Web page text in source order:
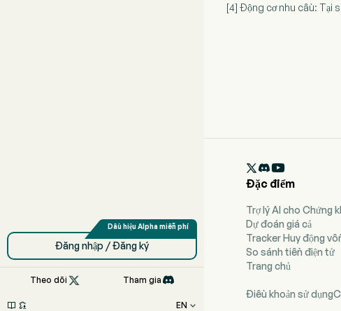
Đăng nhập / Đăng ký
Theo dõi  Tham gia
  EN 
[4] Động cơ nhu cầu: Tại

Đặc điểm
Trợ lý AI cho Chứng
Dự đoán giá cả
Tracker Huy động
So sánh tiền điện tử
Trang chủ
Điều khoản sử dụng